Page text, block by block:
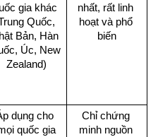
gia khác
Quốc,
Bản, Hàn
Úc, New
Zealand)
nhất, rất linh
hoạt và phổ
biến
dụng cho
quốc gia
Chỉ chứng
minh nguồn